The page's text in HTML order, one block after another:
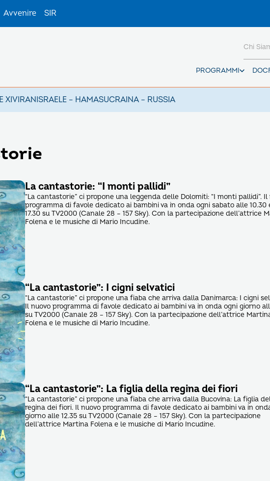
Avvenire SIR
PROGRAMMI
Chi
XIVIRANISRAELE – HAMASUCRAINA – RUSSIA
La cantastorie: “I monti pallidi”
“La cantastorie” ci propone una leggenda delle Dolomiti: “I monti pallidi”. Il
programma di favole dedicato ai bambini va in onda ogni sabato alle 10.30
17.30 su TV2000 (Canale 28 – 157 Sky). Con la partecipazione dell’attrice
Folena e le musiche di Mario Incudine.
“La cantastorie”: I cigni selvatici
“La cantastorie” ci propone una fiaba che arriva dalla Danimarca: I cigni
Il nuovo programma di favole dedicato ai bambini va in onda ogni giorno
su TV2000 (Canale 28 – 157 Sky). Con la partecipazione dell’attrice
Folena e le musiche di Mario Incudine.
“La cantastorie”: La figlia della regina dei fiori
“La cantastorie” ci propone una fiaba che arriva dalla Bucovina: La figlia
regina dei fiori. Il nuovo programma di favole dedicato ai bambini va in
giorno alle 12.35 su TV2000 (Canale 28 – 157 Sky). Con la partecipazione
dell’attrice Martina Folena e le musiche di Mario Incudine.